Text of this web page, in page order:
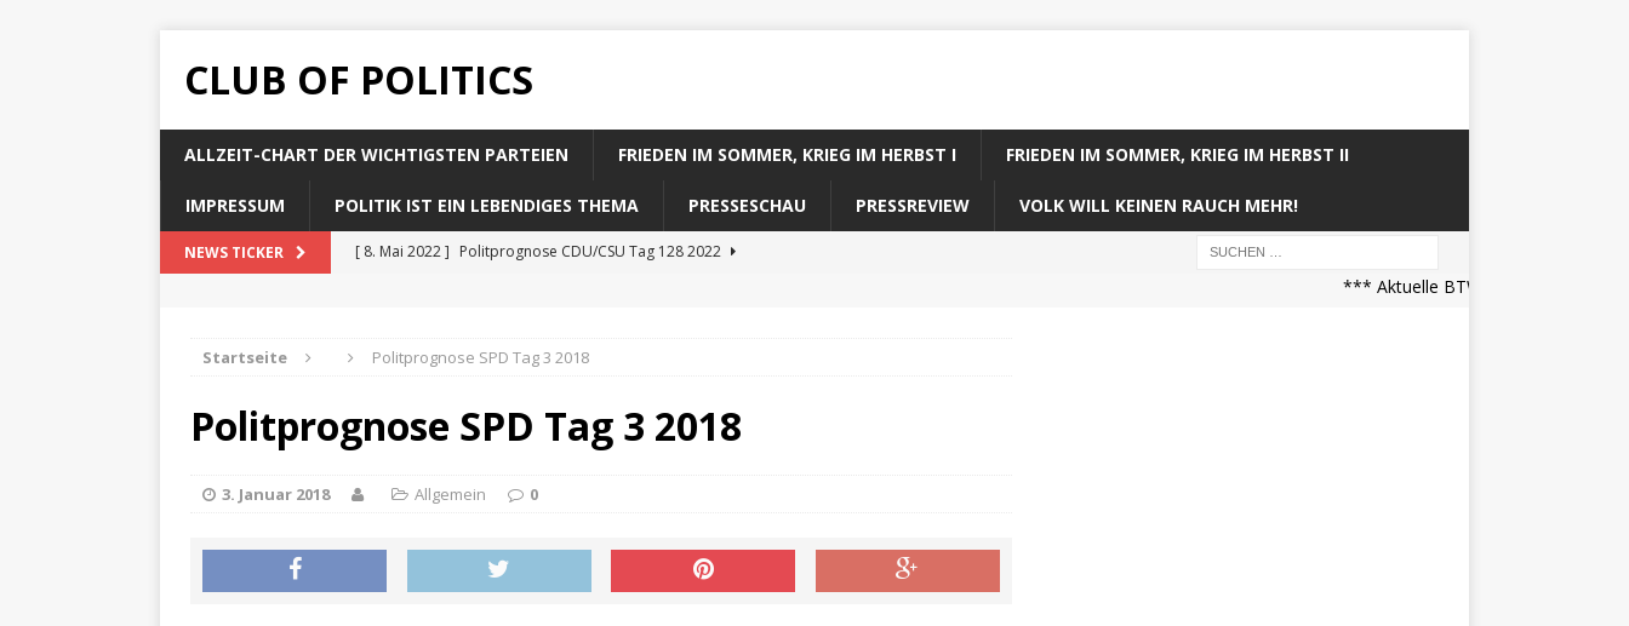
CLUB OF POLITICS
ALLZEIT-CHART DER WICHTIGSTEN PARTEIEN FRIEDEN IM SOMMER, KRIEG IM HERBST I FRIEDEN IM SOMMER, KRIEG IM HERBST II
IMPRESSUM POLITIK IST EIN LEBENDIGES THEMA PRESSESCHAU PRESSREVIEW VOLK WILL KEINEN RAUCH MEHR!
NEWS TICKER [ 8. Mai 2022 ] Politprognose CDU/CSU Tag 128 2022
[ 8. Mai 2022 ]
Politprognose Koalitionsrechner Tag 128 2022
*** Aktuelle BTW21 Prognose
Startseite Politprognose SPD Tag 3 2018
Politprognose SPD Tag 3 2018
3. Januar 2018 Allgemein 0